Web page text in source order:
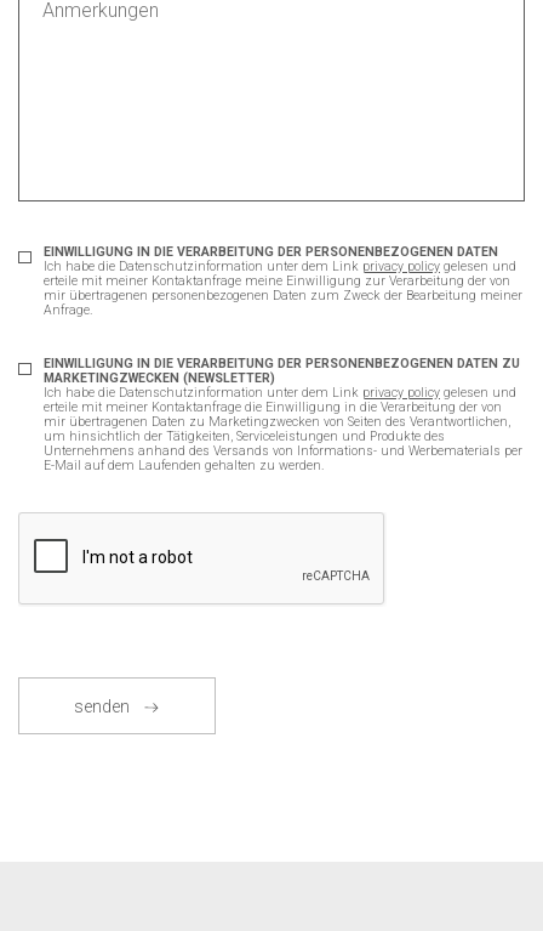
EINWILLIGUNG IN DIE VERARBEITUNG DER PERSONENBEZOGENEN DATEN
Ich habe die Datenschutzinformation unter dem Link privacy policy gelesen und
erteile mit meiner Kontaktanfrage meine Einwilligung zur Verarbeitung der von
mir übertragenen personenbezogenen Daten zum Zweck der Bearbeitung meiner
Anfrage.
EINWILLIGUNG IN DIE VERARBEITUNG DER PERSONENBEZOGENEN DATEN ZU
MARKETINGZWECKEN (NEWSLETTER)
Ich habe die Datenschutzinformation unter dem Link privacy policy gelesen und
erteile mit meiner Kontaktanfrage die Einwilligung in die Verarbeitung der von
mir übertragenen Daten zu Marketingzwecken von Seiten des Verantwortlichen,
um hinsichtlich der Tätigkeiten, Serviceleistungen und Produkte des
Unternehmens anhand des Versands von Informations- und Werbematerials per
E-Mail auf dem Laufenden gehalten zu werden.
senden